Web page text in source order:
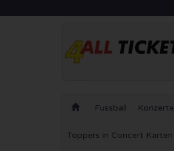
Fussball Konzerte
Toppers in Concert Karten